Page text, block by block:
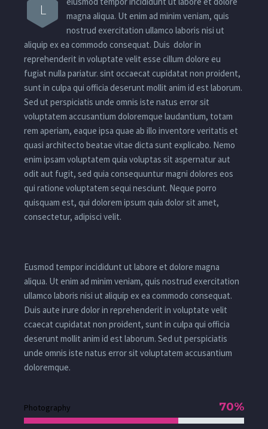
L
magna aliqua. Ut enim ad minim veniam, quis
nostrud exercitation ullamco laboris nisi ut
aliquip ex ea commodo consequat. Duis dolor in
reprehenderit in voluptate velit esse cillum dolore eu
fugiat nulla pariatur. sint occaecat cupidatat non proident,
sunt in culpa qui officia deserunt mollit anim id est laborum.
Sed ut perspiciatis unde omnis iste natus error sit
voluptatem accusantium doloremque laudantium, totam
rem aperiam, eaque ipsa quae ab illo inventore veritatis et
quasi architecto beatae vitae dicta sunt explicabo. Nemo
enim ipsam voluptatem quia voluptas sit aspernatur aut
odit aut fugit, sed quia consequuntur magni dolores eos
qui ratione voluptatem sequi nesciunt. Neque porro
quisquam est, qui dolorem ipsum quia dolor sit amet,
consectetur, adipisci velit.
Eusmod tempor incididunt ut labore et dolore magna
aliqua. Ut enim ad minim veniam, quis nostrud exercitation
ullamco laboris nisi ut aliquip ex ea commodo consequat.
Duis aute irure dolor in reprehenderit in voluptate velit
ccaecat cupidatat non proident, sunt in culpa qui officia
deserunt mollit anim id est laborum. Sed ut perspiciatis
unde omnis iste natus error sit voluptatem accusantium
doloremque.
Photography 70%